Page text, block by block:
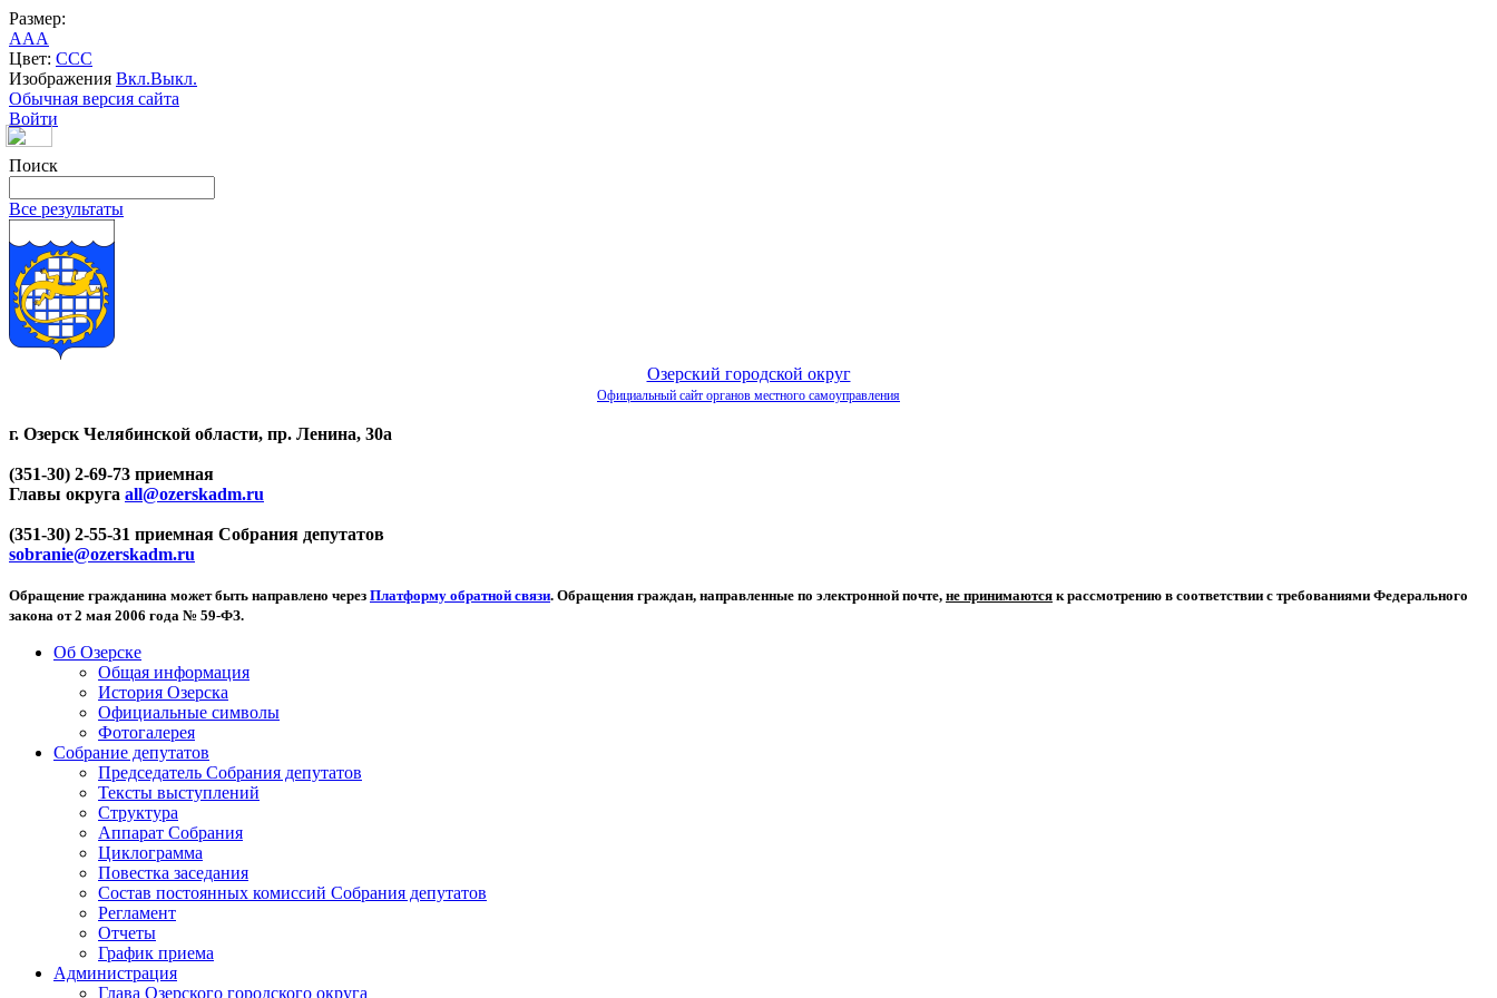
Размер:
AAA
Цвет: CCC
Изображения Вкл.Выкл.
Обычная версия сайта
Войти
Поиск
Все результаты
Озерский городской округ
Официальный сайт органов местного самоуправления
г. Озерск Челябинской области, пр. Ленина, 30а
(351-30) 2-69-73 приемная
Главы округа all@ozerskadm.ru
(351-30) 2-55-31 приемная Собрания депутатов
sobranie@ozerskadm.ru
Обращение гражданина может быть направлено через Платформу обратной связи. Обращения граждан, направленные по электронной почте, не принимаются к рассмотрению в соответствии с требованиями Федерального
закона от 2 мая 2006 года № 59-ФЗ.
Об Озерске
Общая информация
История Озерска
Официальные символы
Фотогалерея
Собрание депутатов
Председатель Собрания депутатов
Тексты выступлений
Структура
Аппарат Собрания
Циклограмма
Повестка заседания
Состав постоянных комиссий Собрания депутатов
Регламент
Отчеты
График приема
Администрация
Глава Озерского городского округа